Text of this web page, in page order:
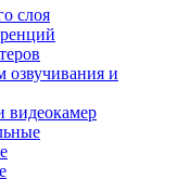
слоя
и